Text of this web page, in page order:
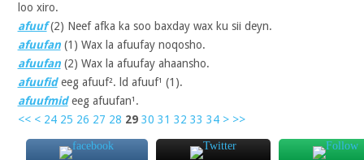
loo xiro.
afuuf(2) Neef afka ka soo baxday wax ku sii deyn.
afuufan(1) Wax la afuufay noqosho.
afuufan(2) Wax la afuufay ahaansho.
afuufideeg afuuf². ld afuuf¹ (1).
afuufmideeg afuufan¹.
<< < 24 25 26 27 28 29 30 31 32 33 34 > >>